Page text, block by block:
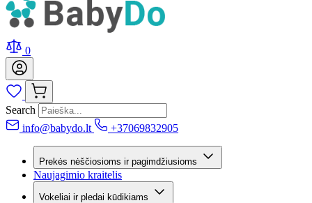
0
Search
info@babydo.lt
+37069832905
Prekės nėščiosioms ir pagimdžiusioms
Naujagimio kraitelis
Vokeliai ir pledai kūdikiams